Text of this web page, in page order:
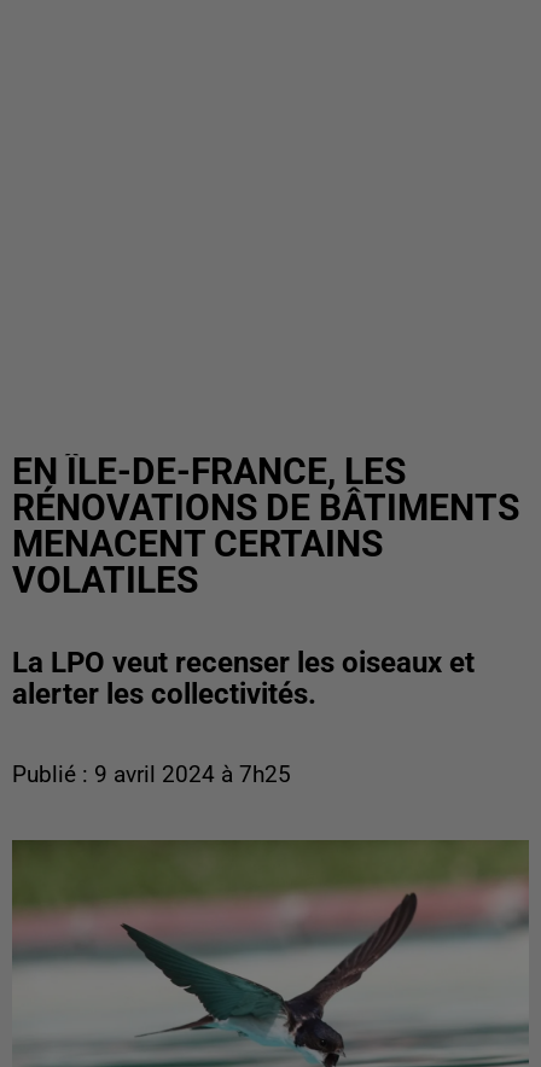
EN ÎLE-DE-FRANCE, LES
RÉNOVATIONS DE BÂTIMENTS
MENACENT CERTAINS
VOLATILES
La LPO veut recenser les oiseaux et
alerter les collectivités.
Publié : 9 avril 2024 à 7h25